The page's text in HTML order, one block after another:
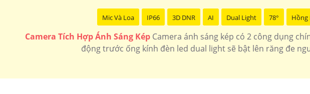
Mic Và Loa IP66 3D DNR AI Dual Light 78° Hồng
Camera Tích Hợp Ánh Sáng KépCamera ánh sáng kép có 2 công dụng
động trước ống kính đèn led dual light sẽ bật lên răng đe